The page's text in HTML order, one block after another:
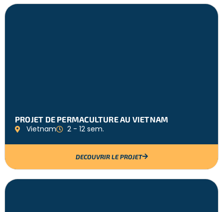
PROJET DE PERMACULTURE AU VIETNAM
Vietnam 2 - 12 sem.
DECOUVRIR LE PROJET